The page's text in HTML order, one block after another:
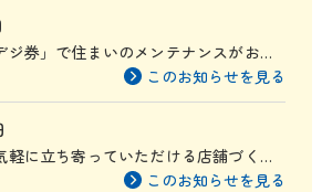
ジ券」で住まいのメンテナンスがお得
このお知らせを見る
軽に立ち寄っていただける店舗づくり
このお知らせを見る